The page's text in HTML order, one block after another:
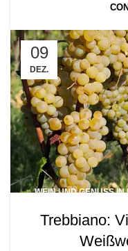
09
DEZ.
WEIN UND GENUSS IN
Trebbiano: